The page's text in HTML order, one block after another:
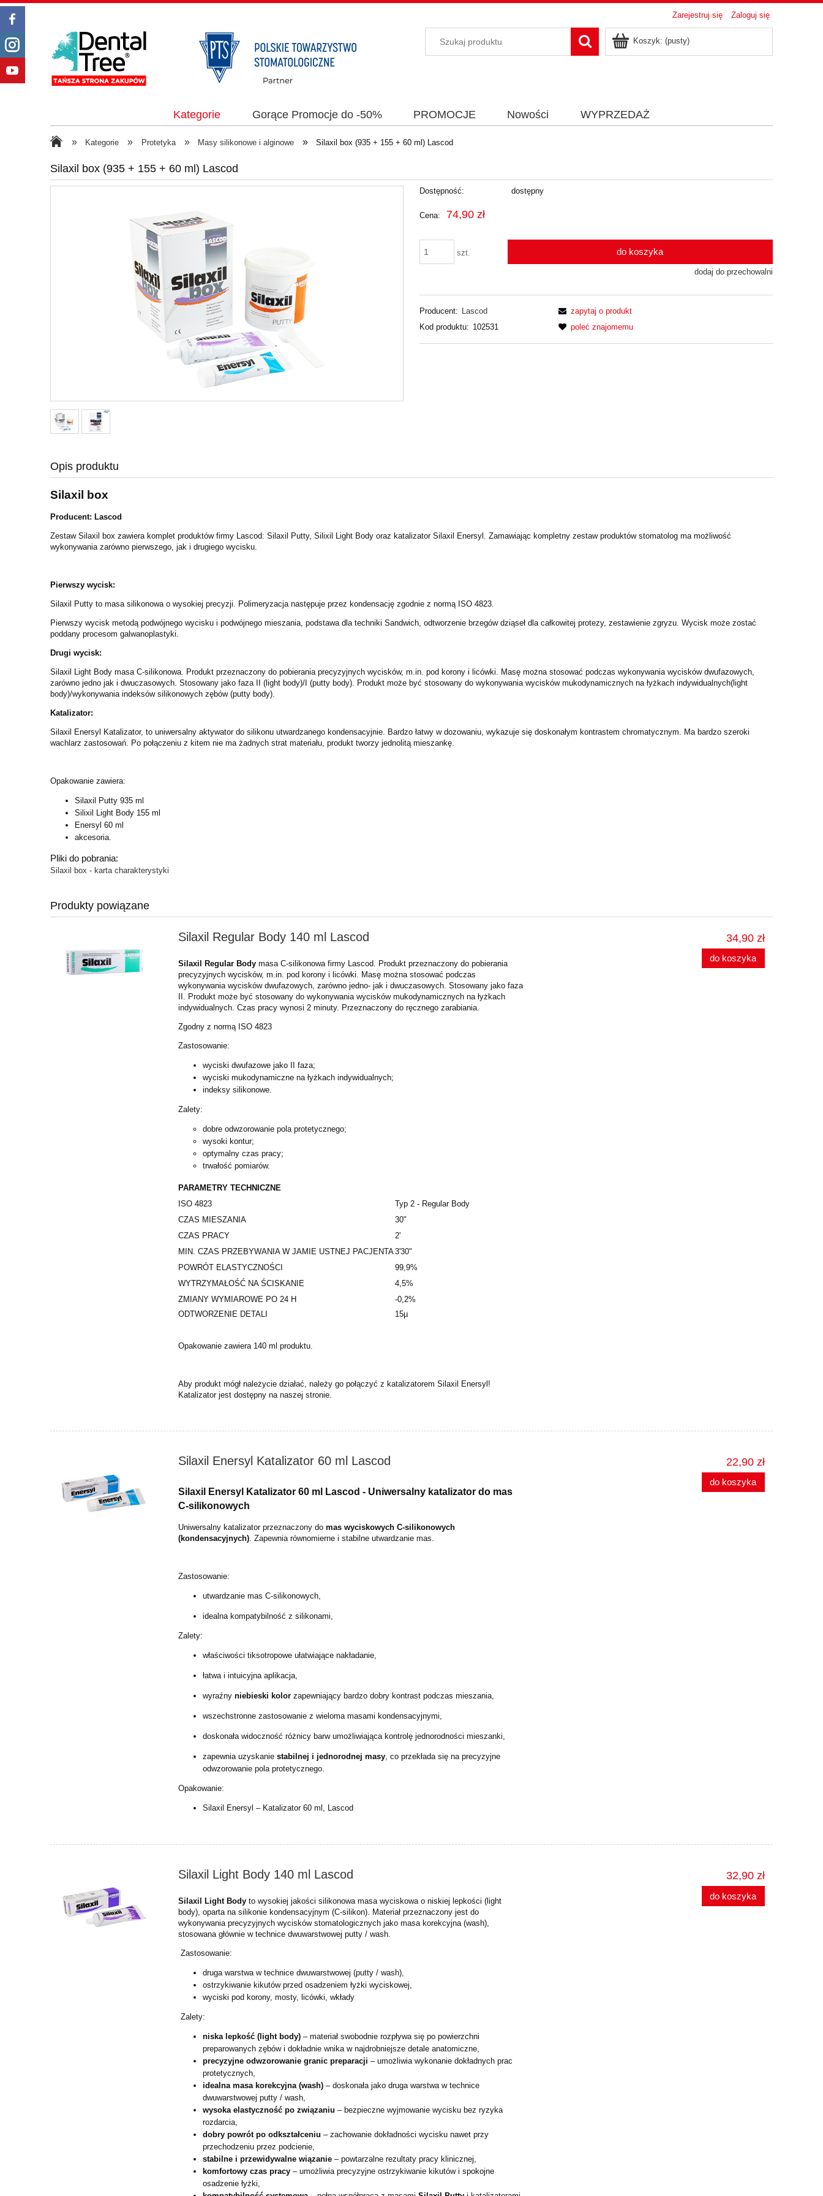
Zarejestruj się Zaloguj się
Koszyk: (pusty)
Kategorie Gorące Promocje do -50% PROMOCJE Nowości WYPRZEDAŻ
» Kategorie » Protetyka » Masy silikonowe i alginowe » Silaxil box (935 + 155 + 60 ml) Lascod
Silaxil box (935 + 155 + 60 ml) Lascod
Dostępność: dostępny
Cena: 74,90 zł
szt. do koszyka
dodaj do przechowalni
Producent: Lascod
Kod produktu: 102531
zapytaj o produkt
poleć znajomemu
Opis produktu
Silaxil box
Producent: Lascod
Zestaw Silaxil box zawiera komplet produktów firmy Lascod: Silaxil Putty, Silixil Light Body oraz katalizator Silaxil Enersyl. Zamawiając kompletny zestaw produktów stomatolog ma możliwość
wykonywania zarówno pierwszego, jak i drugiego wycisku.
Pierwszy wycisk:
Silaxil Putty to masa silikonowa o wysokiej precyzji. Polimeryzacja następuje przez kondensację zgodnie z normą ISO 4823.
Pierwszy wycisk metodą podwójnego wycisku i podwójnego mieszania, podstawa dla techniki Sandwich, odtworzenie brzegów dziąseł dla całkowitej protezy, zestawienie zgryzu. Wycisk może zostać
poddany procesom galwanoplastyki.
Drugi wycisk:
Silaxil Light Body masa C-silikonowa. Produkt przeznaczony do pobierania precyzyjnych wycisków, m.in. pod korony i licówki. Masę można stosować podczas wykonywania wycisków dwufazowych,
zarówno jedno jak i dwuczasowych. Stosowany jako faza II (light body)/I (putty body). Produkt może być stosowany do wykonywania wycisków mukodynamicznych na łyżkach indywidualnych(light
body)/wykonywania indeksów silikonowych zębów (putty body).
Katalizator:
Silaxil Enersyl Katalizator, to uniwersalny aktywator do silikonu utwardzanego kondensacyjnie. Bardzo łatwy w dozowaniu, wykazuje się doskonałym kontrastem chromatycznym. Ma bardzo szeroki
wachlarz zastosowań. Po połączeniu z kitem nie ma żadnych strat materiału, produkt tworzy jednolitą mieszankę.
Opakowanie zawiera:
Silaxil Putty 935 ml
Silixil Light Body 155 ml
Enersyl 60 ml
akcesoria.
Pliki do pobrania:
Silaxil box - karta charakterystyki
Produkty powiązane
Silaxil Regular Body 140 ml Lascod
Silaxil Regular Body masa C-silikonowa firmy Lascod. Produkt przeznaczony do pobierania
precyzyjnych wycisków, m.in. pod korony i licówki. Masę można stosować podczas
wykonywania wycisków dwufazowych, zarówno jedno- jak i dwuczasowych. Stosowany jako faza
II. Produkt może być stosowany do wykonywania wycisków mukodynamicznych na łyżkach
indywidualnych. Czas pracy wynosi 2 minuty. Przeznaczony do ręcznego zarabiania.
Zgodny z normą ISO 4823
Zastosowanie:
wyciski dwufazowe jako II faza;
wyciski mukodynamiczne na łyżkach indywidualnych;
indeksy silikonowe.
Zalety:
dobre odwzorowanie pola protetycznego;
wysoki kontur;
optymalny czas pracy;
trwałość pomiarów.
PARAMETRY TECHNICZNE
ISO 4823
Typ 2 - Regular Body
CZAS MIESZANIA
30"
CZAS PRACY
2'
MIN. CZAS PRZEBYWANIA W JAMIE USTNEJ PACJENTA3'30"
POWRÓT ELASTYCZNOŚCI
99,9%
WYTRZYMAŁOŚĆ NA ŚCISKANIE
4,5%
ZMIANY WYMIAROWE PO 24 H
-0,2%
ODTWORZENIE DETALI
15µ
Opakowanie zawiera 140 ml produktu.
Aby produkt mógł należycie działać, należy go połączyć z katalizatorem Silaxil Enersyl!
Katalizator jest dostępny na naszej stronie.
34,90 zł
do koszyka
Silaxil Enersyl Katalizator 60 ml Lascod
Silaxil Enersyl Katalizator 60 ml Lascod - Uniwersalny katalizator do mas
C-silikonowych
Uniwersalny katalizator przeznaczony domas wyciskowych C-silikonowych
(kondensacyjnych) . Zapewnia równomierne i stabilne utwardzanie mas.
Zastosowanie:
utwardzanie mas C-silikonowych,
idealna kompatybilność z silikonami,
Zalety:
właściwości tiksotropowe ułatwiające nakładanie,
łatwa i intuicyjna aplikacja,
wyraźnyniebieski kolor zapewniający bardzo dobry kontrast podczas mieszania,
wszechstronne zastosowanie z wieloma masami kondensacyjnymi,
doskonała widoczność różnicy barw umożliwiająca kontrolę jednorodności mieszanki,
zapewnia uzyskaniestabilnej i jednorodnej masy , co przekłada się na precyzyjne
odwzorowanie pola protetycznego.
Opakowanie:
Silaxil Enersyl – Katalizator 60 ml, Lascod
22,90 zł
do koszyka
Silaxil Light Body 140 ml Lascod
Silaxil Light Body to wysokiej jakości silikonowa masa wyciskowa o niskiej lepkości (light
body), oparta na silikonie kondensacyjnym (C-silikon). Materiał przeznaczony jest do
wykonywania precyzyjnych wycisków stomatologicznych jako masa korekcyjna (wash),
stosowana głównie w technice dwuwarstwowej putty / wash.
Zastosowanie:
druga warstwa w technice dwuwarstwowej (putty / wash),
ostrzykiwanie kikutów przed osadzeniem łyżki wyciskowej,
wyciski pod korony, mosty, licówki, wkłady
Zalety:
niska lepkość (light body) – materiał swobodnie rozpływa się po powierzchni
preparowanych zębów i dokładnie wnika w najdrobniejsze detale anatomiczne,
precyzyjne odwzorowanie granic preparacji – umożliwia wykonanie dokładnych prac
protetycznych,
idealna masa korekcyjna (wash) – doskonała jako druga warstwa w technice
dwuwarstwowej putty / wash,
wysoka elastyczność po związaniu – bezpieczne wyjmowanie wycisku bez ryzyka
rozdarcia,
dobry powrót po odkształceniu – zachowanie dokładności wycisku nawet przy
przechodzeniu przez podcienie,
stabilne i przewidywalne wiązanie – powtarzalne rezultaty pracy klinicznej,
komfortowy czas pracy – umożliwia precyzyjne ostrzykiwanie kikutów i spokojne
osadzenie łyżki,
32,90 zł
do koszyka